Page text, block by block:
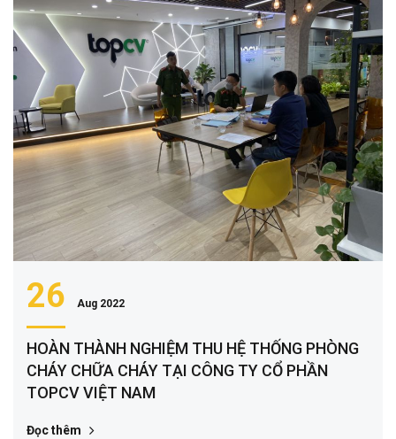
26 Aug 2022
HOÀN THÀNH NGHIỆM THU HỆ THỐNG PHÒNG
CHÁY CHỮA CHÁY TẠI CÔNG TY CỔ PHẦN
TOPCV VIỆT NAM
Đọc thêm